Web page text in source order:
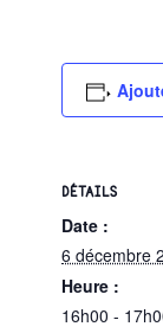
DÉTAILS
Date :
6 décembre
Heure :
16h00 -